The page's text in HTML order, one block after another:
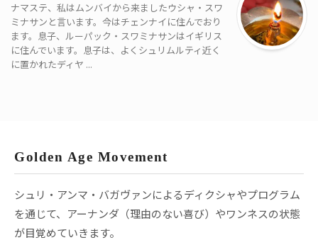
ナマステ、私はムンバイから来ましたウシャ・スワ
ミナサンと言います。今はチェンナイに住んでおり
ます。息子、ルーパック・スワミナサンはイギリス
に住んでいます。息子は、よくシュリムルティ近く
に置かれたディヤ ...
Golden Age Movement
シュリ・アンマ・バガヴァンによるディクシャやプログラム
を通じて、アーナンダ（理由のない喜び）やワンネスの状態
が目覚めていきます。